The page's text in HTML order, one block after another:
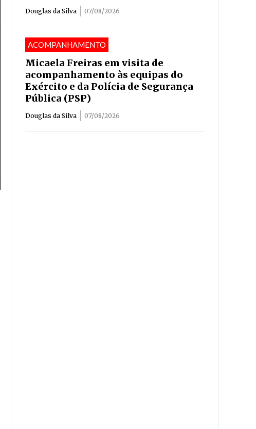
Douglas da Silva 07/08/2026
ACOMPANHAMENTO
Micaela Freiras em visita de
acompanhamento às equipas do
Exército e da Polícia de Segurança
Pública (PSP)
Douglas da Silva 07/08/2026